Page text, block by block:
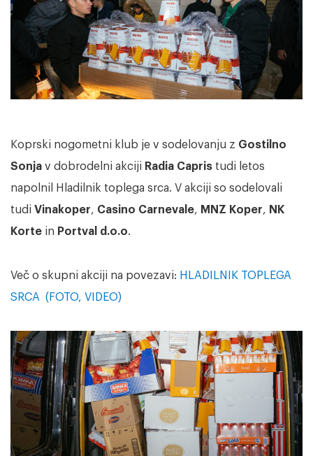
Koprski nogometni klub je v sodelovanju z Gostilno
Sonja v dobrodelni akciji Radia Capris tudi letos
napolnil Hladilnik toplega srca. V akciji so sodelovali
tudi Vinakoper, Casino Carnevale, MNZ Koper, NK
Korte in Portval d.o.o.
Več o skupni akciji na povezavi: HLADILNIK TOPLEGA
SRCA (FOTO, VIDEO)